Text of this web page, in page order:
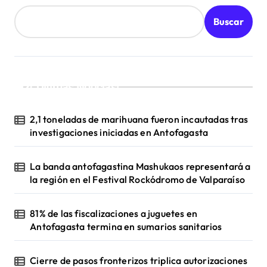
a
d
a
Buscar
¡Ultimas Noticias!
2,1 toneladas de marihuana fueron incautadas tras
investigaciones iniciadas en Antofagasta
La banda antofagastina Mashukaos representará a
la región en el Festival Rockódromo de Valparaíso
81% de las fiscalizaciones a juguetes en
Antofagasta termina en sumarios sanitarios
Cierre de pasos fronterizos triplica autorizaciones